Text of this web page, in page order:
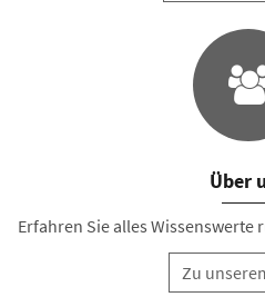
Über
Erfahren Sie alles
Zu